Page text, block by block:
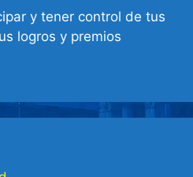
y tener control de tus
logros y premios